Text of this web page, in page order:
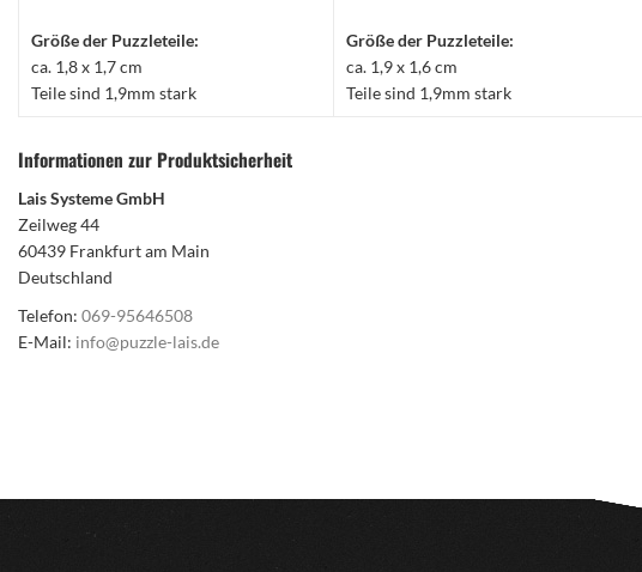
Größe der Puzzleteile:
ca. 1,8 x 1,7 cm
Teile sind 1,9mm stark
Größe der Puzzleteile:
ca. 1,9 x 1,6 cm
Teile sind 1,9mm stark
Informationen zur Produktsicherheit
Lais Systeme GmbH
Zeilweg 44
60439 Frankfurt am Main
Deutschland
Telefon: 069-95646508
E-Mail: info@puzzle-lais.de